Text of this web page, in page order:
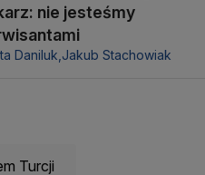
nie jesteśmy
Daniluk, Jakub Stachowiak
Turcji